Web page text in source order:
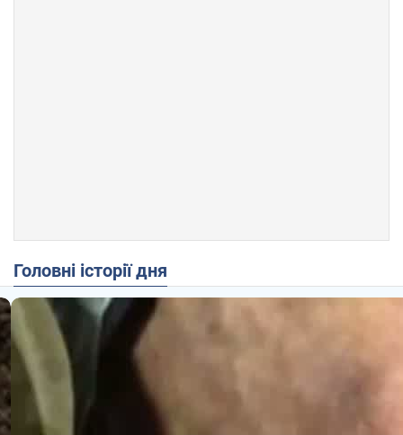
Головні історії дня